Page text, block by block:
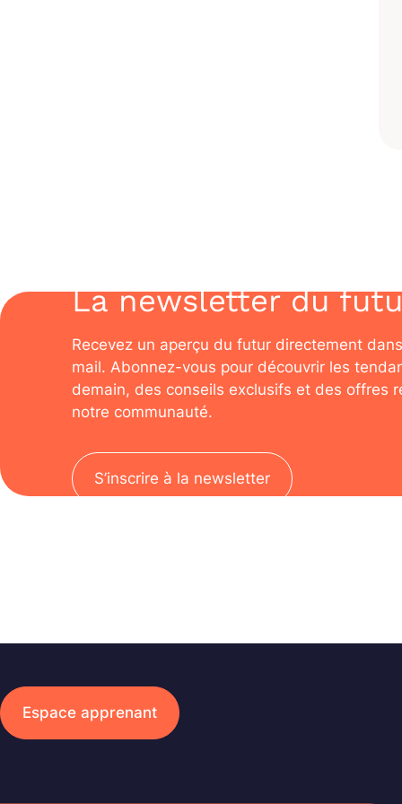
La newsletter du
Recevez un aperçu du futur directement
mail. Abonnez-vous pour découvrir les
demain, des conseils exclusifs et des offres
notre communauté.
S’inscrire à la newsletter
Espace apprenant